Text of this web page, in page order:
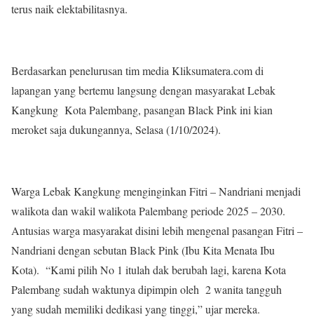
terus naik elektabilitasnya.
Berdasarkan penelurusan tim media Kliksumatera.com di
lapangan yang bertemu langsung dengan masyarakat Lebak
Kangkung Kota Palembang, pasangan Black Pink ini kian
meroket saja dukungannya, Selasa (1/10/2024).
Warga Lebak Kangkung menginginkan Fitri – Nandriani menjadi
walikota dan wakil walikota Palembang periode 2025 – 2030.
Antusias warga masyarakat disini lebih mengenal pasangan Fitri –
Nandriani dengan sebutan Black Pink (Ibu Kita Menata Ibu
Kota). “Kami pilih No 1 itulah dak berubah lagi, karena Kota
Palembang sudah waktunya dipimpin oleh 2 wanita tangguh
yang sudah memiliki dedikasi yang tinggi,” ujar mereka.